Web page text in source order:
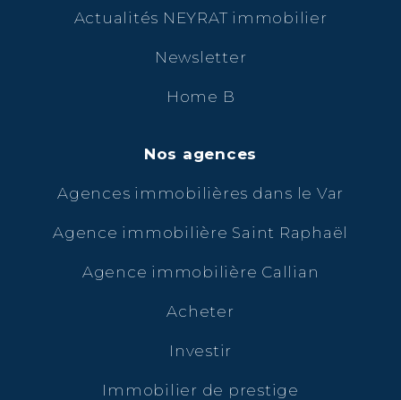
Actualités NEYRAT immobilier
Newsletter
Home B
Nos agences
Agences immobilières dans le Var
Agence immobilière Saint Raphaël
Agence immobilière Callian
Acheter
Investir
Immobilier de prestige